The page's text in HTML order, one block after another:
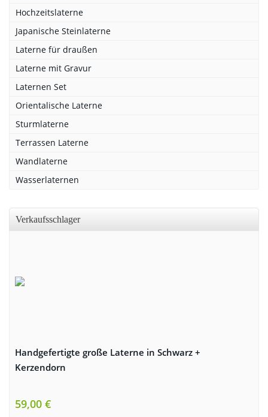
Hochzeitslaterne
Japanische Steinlaterne
Laterne für draußen
Laterne mit Gravur
Laternen Set
Orientalische Laterne
Sturmlaterne
Terrassen Laterne
Wandlaterne
Wasserlaternen
Verkaufsschlager
Handgefertigte große Laterne in Schwarz +
Kerzendorn
59,00 €